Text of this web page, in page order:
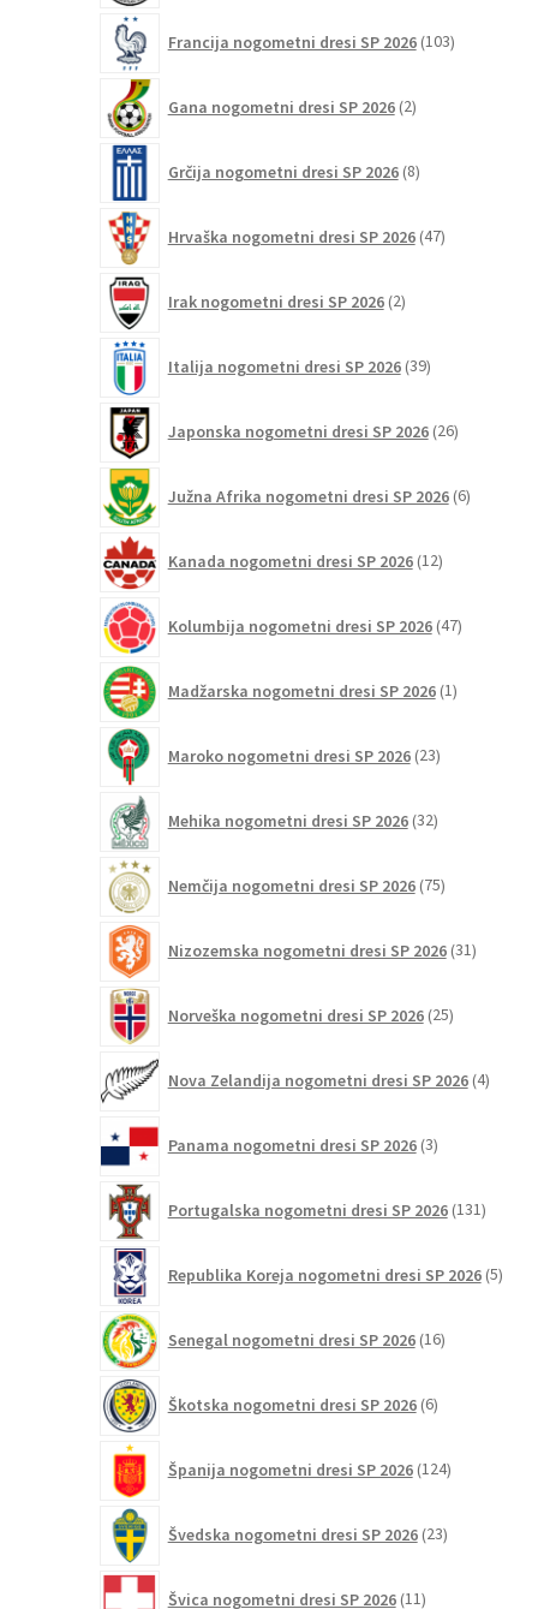
Francija nogometni dresi SP 2026 103izdelki
Gana nogometni dresi SP 2026 2izdelka
Grčija nogometni dresi SP 2026 8izdelkov
Hrvaška nogometni dresi SP 2026 47izdelkov
Irak nogometni dresi SP 2026 2izdelka
Italija nogometni dresi SP 2026 39izdelkov
Japonska nogometni dresi SP 2026 26izdelkov
Južna Afrika nogometni dresi SP 2026 6izdelkov
Kanada nogometni dresi SP 2026 12izdelkov
Kolumbija nogometni dresi SP 2026 47izdelkov
Madžarska nogometni dresi SP 2026 1izdelek
Maroko nogometni dresi SP 2026 23izdelkov
Mehika nogometni dresi SP 2026 32izdelkov
Nemčija nogometni dresi SP 2026 75izdelkov
Nizozemska nogometni dresi SP 2026 31izdelkov
Norveška nogometni dresi SP 2026 25izdelkov
Nova Zelandija nogometni dresi SP 2026 4izdelki
Panama nogometni dresi SP 2026 3izdelki
Portugalska nogometni dresi SP 2026 131
Republika Koreja nogometni dresi SP 2026 5
Senegal nogometni dresi SP 2026 16izdelkov
Škotska nogometni dresi SP 2026 6izdelkov
Španija nogometni dresi SP 2026 124izdelkov
Švedska nogometni dresi SP 2026 23izdelkov
Švica nogometni dresi SP 2026 11